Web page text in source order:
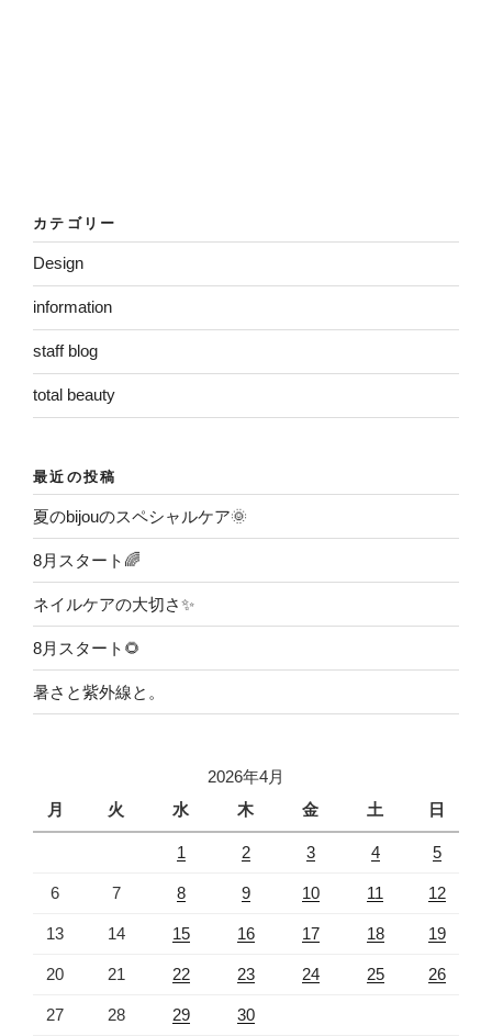
カテゴリー
Design
information
staff blog
total beauty
最近の投稿
夏のbijouのスペシャルケア🌞
8月スタート🌈
ネイルケアの大切さ✨
8月スタート🌻
暑さと紫外線と。
2026年4月
月
火 水 木 金 土 日
1 2 3 4 5
6 7 8 9 10 11 12
13 14 15 16 17 18 19
20 21 22 23 24 25 26
27 28 29 30